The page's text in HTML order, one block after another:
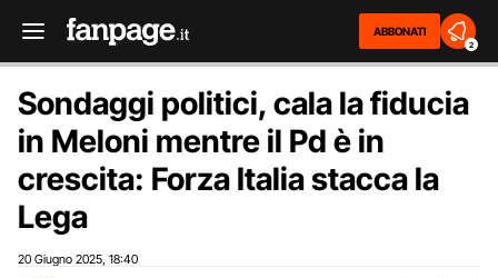
ABBONATI
2
Sondaggi politici, cala la fiducia
in Meloni mentre il Pd è in
crescita: Forza Italia stacca la
Lega
20 Giugno 2025 18:40